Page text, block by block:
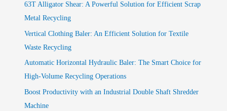
63T Alligator Shear: A Powerful Solution for Efficient Scrap
Metal Recycling
Vertical Clothing Baler: An Efficient Solution for Textile
Waste Recycling
Automatic Horizontal Hydraulic Baler: The Smart Choice for
High-Volume Recycling Operations
Boost Productivity with an Industrial Double Shaft Shredder
Machine